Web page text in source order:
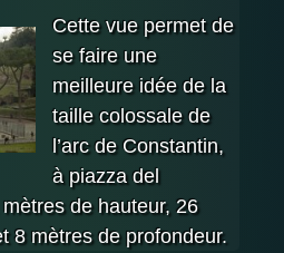
Cette vue permet de
se faire une
meilleure idée de la
taille colossale de
l’arc de Constantin,
à piazza del
de hauteur, 26
8 mètres de profondeur.